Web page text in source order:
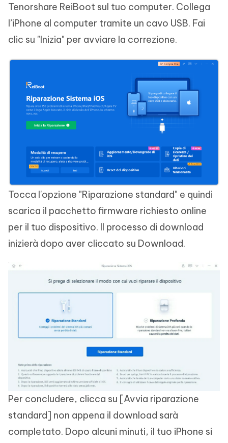
Tenorshare ReiBoot sul tuo computer. Collega
l’iPhone al computer tramite un cavo USB. Fai
clic su "Inizia" per avviare la correzione.
Tocca l'opzione "Riparazione standard" e quindi
scarica il pacchetto firmware richiesto online
per il tuo dispositivo. Il processo di download
inizierà dopo aver cliccato su Download.
Per concludere, clicca su [Avvia riparazione
standard] non appena il download sarà
completato. Dopo alcuni minuti, il tuo iPhone si